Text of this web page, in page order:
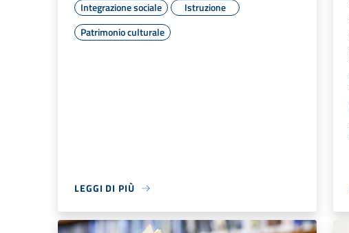
Integrazione sociale
Istruzione
Patrimonio culturale
LEGGI DI PIÙ